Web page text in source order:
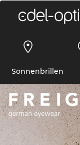
Sonnenbrillen